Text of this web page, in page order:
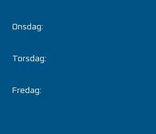
Onsdag:
Torsdag:
Fredag: